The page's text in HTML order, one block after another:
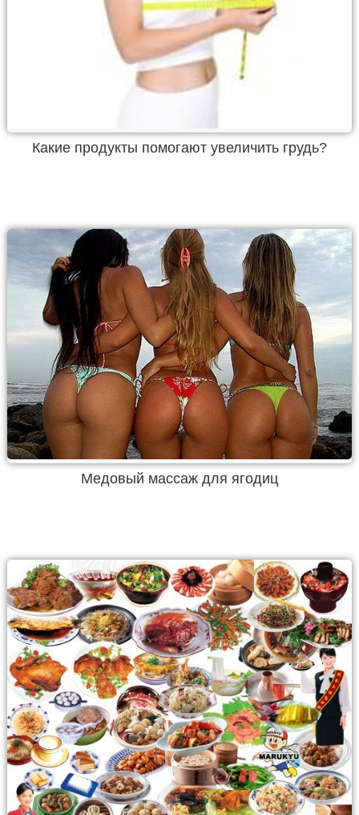
Какие продукты помогают увеличить грудь?
Медовый массаж для ягодиц